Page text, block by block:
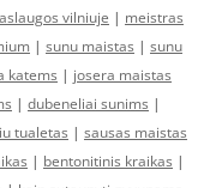
vilniuje | meistras
| sunu maistas | sunu
katems | josera maistas
| dubeneliai sunims |
tualetas | sausas maistas
| bentonitinis kraikas |